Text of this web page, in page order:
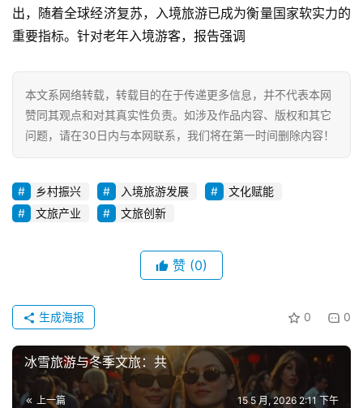
出，随着全球经济复苏，入境旅游已成为衡量国家软实力的
重要指标。针对老年入境游客，报告强调
本文系网络转载，转载目的在于传递更多信息，并不代表本网
赞同其观点和对其真实性负责。如涉及作品内容、版权和其它
问题，请在30日内与本网联系，我们将在第一时间删除内容！
乡村振兴 入境旅游发展
文化赋能
文旅产业
文旅创新
赞 (0)
0 0
生成海报
冰雪旅游与冬季文旅：共
上一篇 15 5 月, 2026 2:11 下午